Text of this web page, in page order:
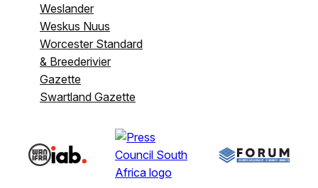
Weslander
Weskus Nuus
Worcester Standard
& Breederivier
Gazette
Swartland Gazette